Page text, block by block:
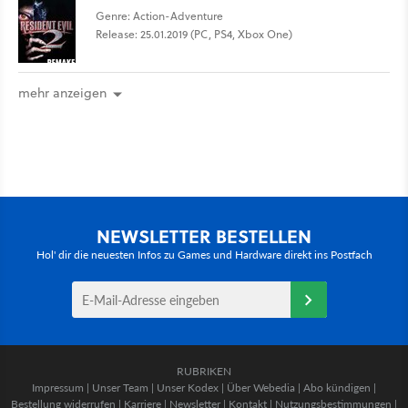
Genre: Action-Adventure
Release: 25.01.2019 (PC, PS4, Xbox One)
mehr anzeigen
NEWSLETTER BESTELLEN
Hol' dir die neuesten Infos zu Games und Hardware direkt ins Postfach
RUBRIKEN
Impressum | Unser Team | Unser Kodex | Über Webedia | Abo kündigen |
Bestellung widerrufen | Karriere | Newsletter | Kontakt | Nutzungsbestimmungen |